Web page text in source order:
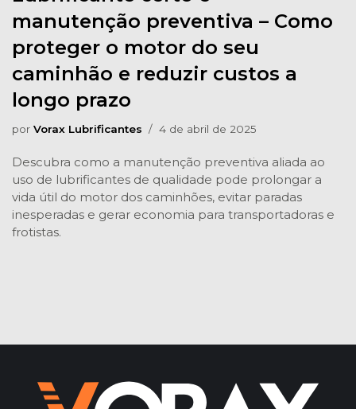
manutenção preventiva – Como
proteger o motor do seu
caminhão e reduzir custos a
longo prazo
por Vorax Lubrificantes 4 de abril de 2025
Descubra como a manutenção preventiva aliada ao
uso de lubrificantes de qualidade pode prolongar a
vida útil do motor dos caminhões, evitar paradas
inesperadas e gerar economia para transportadoras e
frotistas.